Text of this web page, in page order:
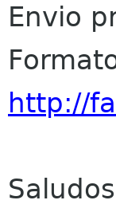
Envio
http://